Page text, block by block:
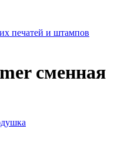
печатей и штампов
сменная